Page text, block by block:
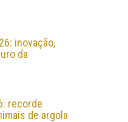
inovação,
da
recorde
de argola